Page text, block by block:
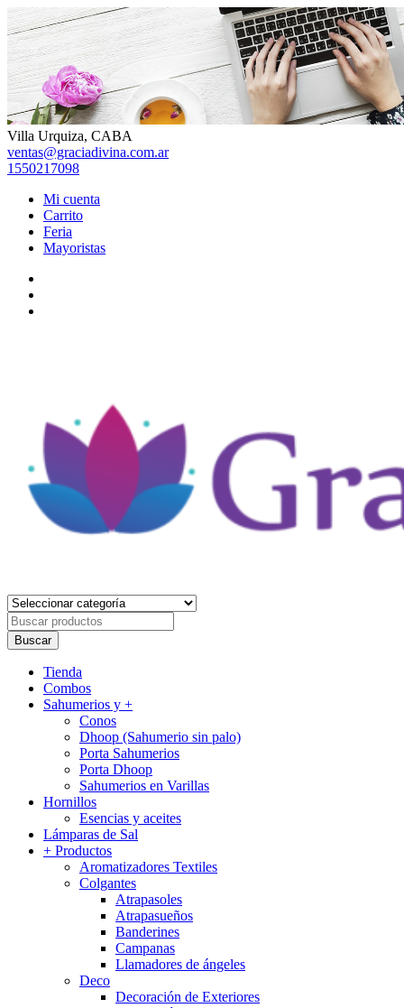
Skip
to
content
Villa Urquiza, CABA
ventas@graciadivina.com.ar
1550217098
Mi cuenta
Carrito
Feria
Mayoristas
Gracia Divina
Tienda Holística
Buscar
porBuscar
Primary
Menu
Tienda
Combos
Sahumerios y +
Conos
Dhoop (Sahumerio sin palo)
Porta Sahumerios
Porta Dhoop
Sahumerios en Varillas
Hornillos
Esencias y aceites
Lámparas de Sal
+ Productos
Aromatizadores Textiles
Colgantes
Atrapasoles
Atrapasueños
Banderines
Campanas
Llamadores de ángeles
Deco
Decoración de Exteriores